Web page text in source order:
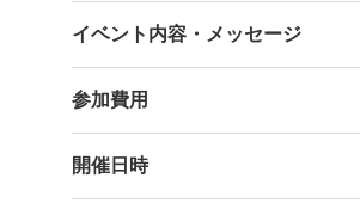
イベント内容・メッセージ
参加費用
開催日時